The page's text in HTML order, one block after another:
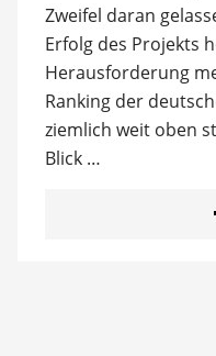
Zweifel daran
Erfolg des Projekts
Herausforderung
Ranking der
ziemlich weit oben
Blick …